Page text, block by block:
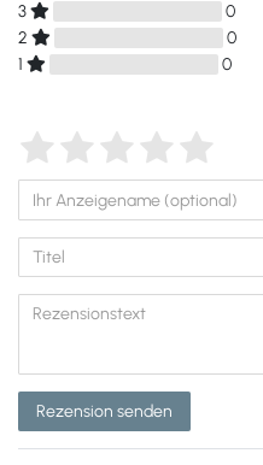
3
0
2
0
1
0
Rezension senden